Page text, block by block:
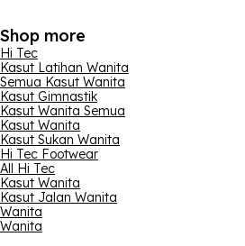
Shop more
Hi Tec
Kasut Latihan Wanita
Semua Kasut Wanita
Kasut Gimnastik
Kasut Wanita Semua
Kasut Wanita
Kasut Sukan Wanita
Hi Tec Footwear
All Hi Tec
Kasut Wanita
Kasut Jalan Wanita
Wanita
Wanita